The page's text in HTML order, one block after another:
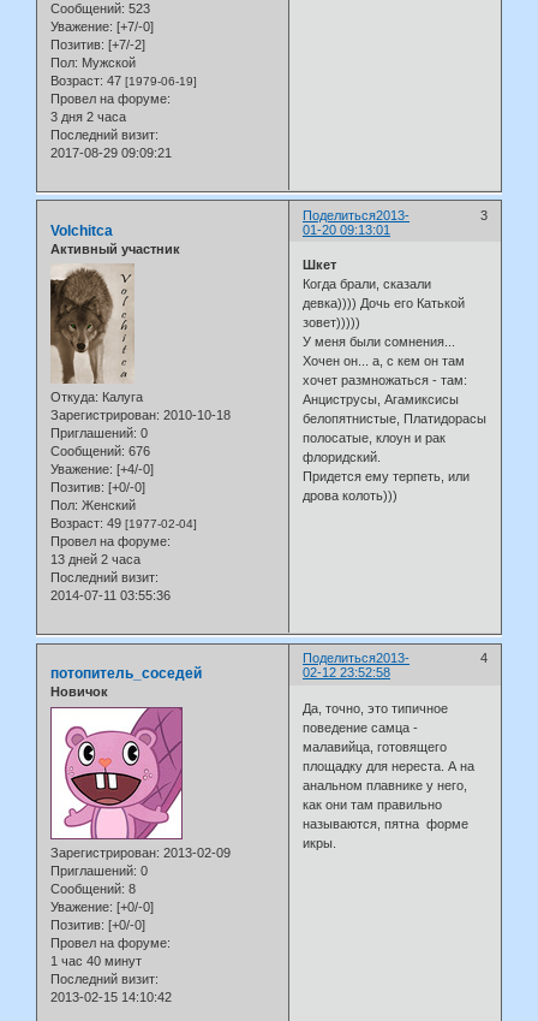
Сообщений: 523
Уважение: [+7/-0]
Позитив: [+7/-2]
Пол: Мужской
Возраст: 47 [1979-06-19]
Провел на форуме:
3 дня 2 часа
Последний визит:
2017-08-29 09:09:21
Поделиться 3
2013-
01-20 09:13:01
Volchitca
Активный участник
Откуда: Калуга
Зарегистрирован: 2010-10-18
Приглашений: 0
Сообщений: 676
Уважение: [+4/-0]
Позитив: [+0/-0]
Пол: Женский
Возраст: 49 [1977-02-04]
Провел на форуме:
13 дней 2 часа
Последний визит:
2014-07-11 03:55:36
Шкет
Когда брали, сказали
девка)))) Дочь его Катькой
зовет)))))
У меня были сомнения...
Хочен он... а, с кем он там
хочет размножаться - там:
Анциструсы, Агамиксисы
белопятнистые, Платидорасы
полосатые, клоун и рак
флоридский.
Придется ему терпеть, или
дрова колоть)))
Поделиться 4
2013-
02-12 23:52:58
потопитель_соседей
Новичок
Зарегистрирован: 2013-02-09
Приглашений: 0
Сообщений: 8
Уважение: [+0/-0]
Позитив: [+0/-0]
Провел на форуме:
1 час 40 минут
Последний визит:
2013-02-15 14:10:42
Да, точно, это типичное
поведение самца -
малавийца, готовящего
площадку для нереста. А на
анальном плавнике у него,
как они там правильно
называются, пятна форме
икры.